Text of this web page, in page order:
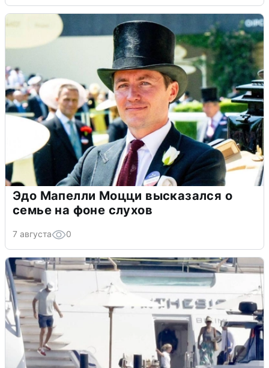
Эдо Мапелли Моцци высказался о
семье на фоне слухов
7 августа 0